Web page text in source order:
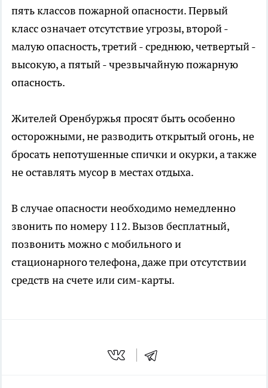
пять классов пожарной опасности. Первый
класс означает отсутствие угрозы, второй -
малую опасность, третий - среднюю, четвертый -
высокую, а пятый - чрезвычайную пожарную
опасность.
Жителей Оренбуржья просят быть особенно
осторожными, не разводить открытый огонь, не
бросать непотушенные спички и окурки, а также
не оставлять мусор в местах отдыха.
В случае опасности необходимо немедленно
звонить по номеру 112. Вызов бесплатный,
позвонить можно с мобильного и
стационарного телефона, даже при отсутствии
средств на счете или сим-карты.